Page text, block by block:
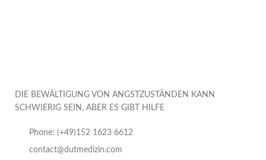
DIE BEWÄLTIGUNG VON ANGSTZUSTÄNDEN KANN
SCHWIERIG SEIN, ABER ES GIBT HILFE
Phone: (+49)152 1623 6612
contact@dutmedizin.com